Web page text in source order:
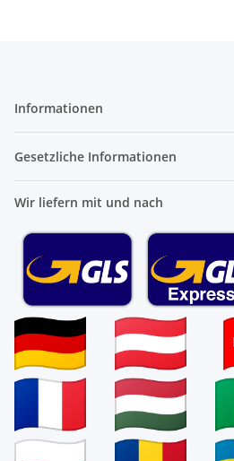
Informationen
Gesetzliche Informationen
Wir liefern mit und nach